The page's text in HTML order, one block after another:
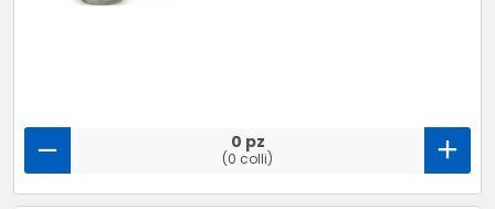
0 pz
(0 colli)